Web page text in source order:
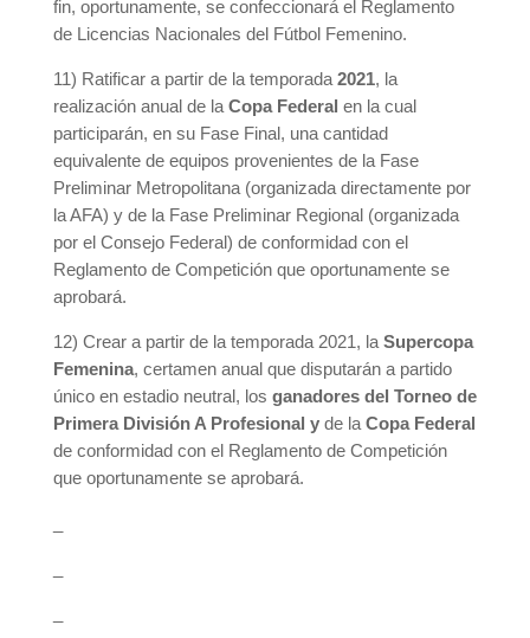
fin, oportunamente, se confeccionará el Reglamento
de Licencias Nacionales del Fútbol Femenino.
11) Ratificar a partir de la temporada 2021, la
realización anual de laCopa Federal en la cual
participarán, en su Fase Final, una cantidad
equivalente de equipos provenientes de la Fase
Preliminar Metropolitana (organizada directamente por
la AFA) y de la Fase Preliminar Regional (organizada
por el Consejo Federal) de conformidad con el
Reglamento de Competición que oportunamente se
aprobará.
12) Crear a partir de la temporada 2021, laSupercopa
Femenina, certamen anual que disputarán a partido
único en estadio neutral, los ganadores del Torneo de
Primera División A Profesional y de laCopa Federal
de conformidad con el Reglamento de Competición
que oportunamente se aprobará.